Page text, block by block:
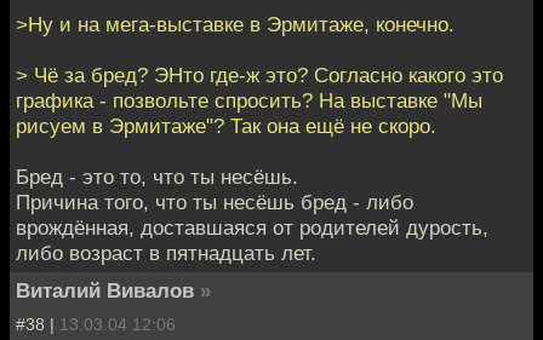
>Ну и на мега-выставке в Эрмитаже, конечно.
> Чё за бред? ЭНто где-ж это? Согласно какого это
графика - позвольте спросить? На выставке "Мы
рисуем в Эрмитаже"? Так она ещё не скоро.
Бред - это то, что ты несёшь.
Причина того, что ты несёшь бред - либо
врождённая, доставшаяся от родителей дурость,
либо возраст в пятнадцать лет.
Виталий Вивалов »
#38 | 13.03.04 12:06